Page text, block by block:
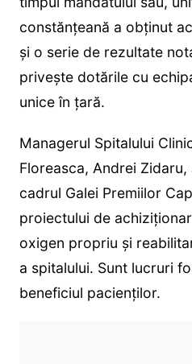
constănțeană a obținut
și o serie de rezultate
privește dotările cu
unice în țară.
Managerul Spitalului
Floreasca, Andrei
cadrul Galei Premiilor
proiectului de
oxigen propriu și
a spitalului. Sunt lucruri
beneficiul pacienților.